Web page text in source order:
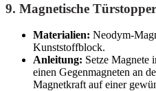
9. Magnetische Türstopper
Materialien: Neodym-
Kunststoffblock.
Anleitung: Setze Magnete
einen Gegenmagneten an
Magnetkraft auf einer